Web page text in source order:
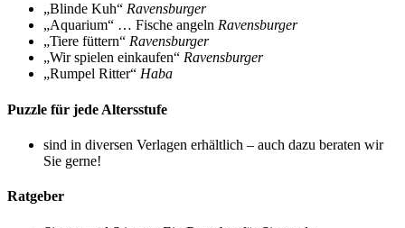
„Blinde Kuh“ Ravensburger
„Aquarium“ … Fische angeln Ravensburger
„Tiere füttern“ Ravensburger
„Wir spielen einkaufen“ Ravensburger
„Rumpel Ritter“ Haba
Puzzle für jede Altersstufe
sind in diversen Verlagen erhältlich – auch dazu beraten wir
Sie gerne!
Ratgeber